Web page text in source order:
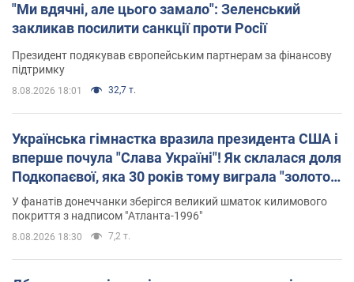
"Ми вдячні, але цього замало": Зеленський
закликав посилити санкції проти Росії
Президент подякував європейським партнерам за фінансову
підтримку
8.08.2026 18:01 32,7 т.
Українська гімнастка вразила президента США і
вперше почула "Слава Україні"! Як склалася доля
Подкопаєвої, яка 30 років тому виграла "золото"
Олімпіади
У фанатів донеччанки зберігся великий шматок килимового
покриття з надписом "Атланта-1996"
8.08.2026 18:30 7,2 т.